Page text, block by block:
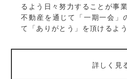
るよう日々努力することが事
不動産を通じて「一期一会」
て「ありがとう」を頂けるよ
詳しく見